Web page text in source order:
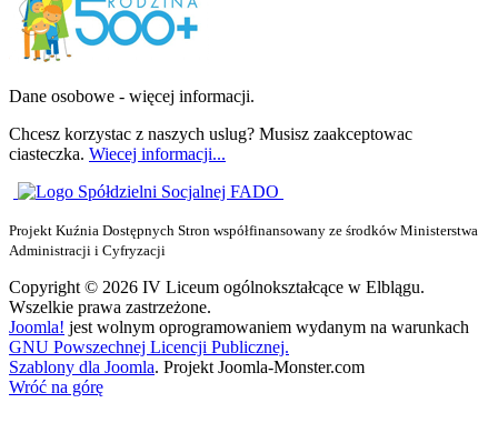
Dane osobowe - więcej informacji.
Chcesz korzystac z naszych uslug? Musisz zaakceptowac
ciasteczka. Wiecej informacji...
Projekt Kuźnia Dostępnych Stron współfinansowany ze środków Ministerstwa
Administracji i Cyfryzacji
Copyright © 2026 IV Liceum ogólnokształcące w Elblągu.
Wszelkie prawa zastrzeżone.
Joomla! jest wolnym oprogramowaniem wydanym na warunkach
GNU Powszechnej Licencji Publicznej.
Szablony dla Joomla. Projekt Joomla-Monster.com
Wróć na górę